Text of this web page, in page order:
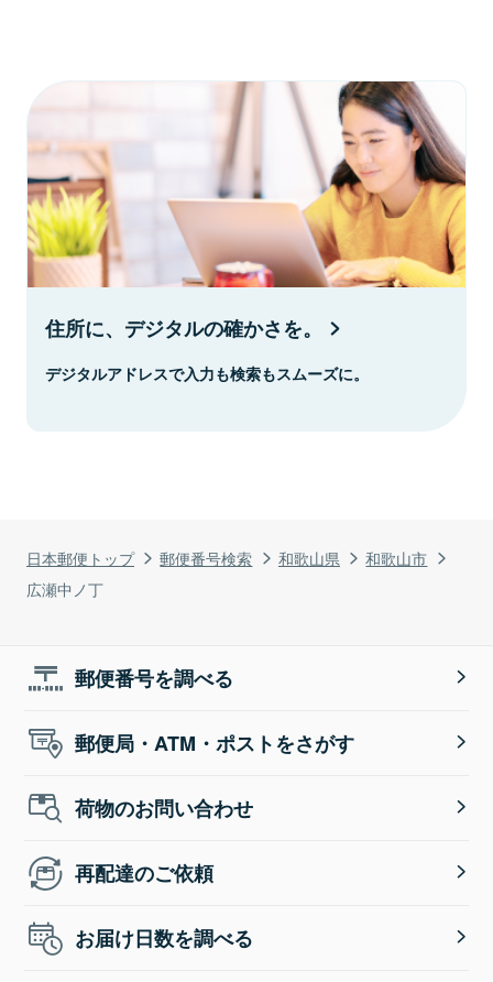
日本郵便トップ 郵便番号検索 和歌山県
和歌山市
広瀬中ノ丁
住所に、デジタルの確かさを。
デジタルアドレスで入力も検索もスムーズに。
郵便番号を調べる
郵便局・ATM・ポストをさがす
荷物のお問い合わせ
再配達のご依頼
お届け日数を調べる